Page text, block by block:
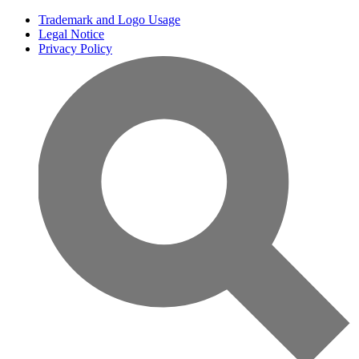
Trademark and Logo Usage
Legal Notice
Privacy Policy